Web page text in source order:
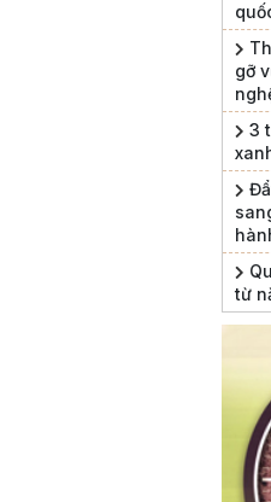
gỡ
3
từ